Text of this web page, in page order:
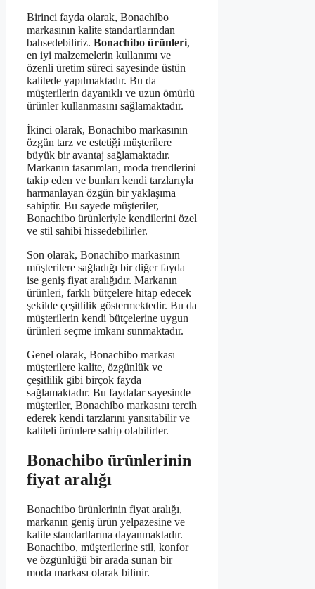
Birinci fayda olarak, Bonachibo
markasının kalite standartlarından
bahsedebiliriz. Bonachibo ürünleri,
en iyi malzemelerin kullanımı ve
özenli üretim süreci sayesinde üstün
kalitede yapılmaktadır. Bu da
müşterilerin dayanıklı ve uzun ömürlü
ürünler kullanmasını sağlamaktadır.
İkinci olarak, Bonachibo markasının
özgün tarz ve estetiği müşterilere
büyük bir avantaj sağlamaktadır.
Markanın tasarımları, moda trendlerini
takip eden ve bunları kendi tarzlarıyla
harmanlayan özgün bir yaklaşıma
sahiptir. Bu sayede müşteriler,
Bonachibo ürünleriyle kendilerini özel
ve stil sahibi hissedebilirler.
Son olarak, Bonachibo markasının
müşterilere sağladığı bir diğer fayda
ise geniş fiyat aralığıdır. Markanın
ürünleri, farklı bütçelere hitap edecek
şekilde çeşitlilik göstermektedir. Bu da
müşterilerin kendi bütçelerine uygun
ürünleri seçme imkanı sunmaktadır.
Genel olarak, Bonachibo markası
müşterilere kalite, özgünlük ve
çeşitlilik gibi birçok fayda
sağlamaktadır. Bu faydalar sayesinde
müşteriler, Bonachibo markasını tercih
ederek kendi tarzlarını yansıtabilir ve
kaliteli ürünlere sahip olabilirler.
Bonachibo ürünlerinin
fiyat aralığı
Bonachibo ürünlerinin fiyat aralığı,
markanın geniş ürün yelpazesine ve
kalite standartlarına dayanmaktadır.
Bonachibo, müşterilerine stil, konfor
ve özgünlüğü bir arada sunan bir
moda markası olarak bilinir.